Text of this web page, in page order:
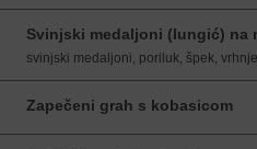
Svinjski medaljoni (lungić) na
svinjski medaljoni, poriluk, špek,
Zapečeni grah s kobasicom